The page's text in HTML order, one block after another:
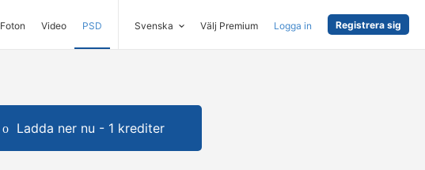
Foton Video PSD Svenska Välj Premium Logga in Registrera sig
Ladda ner nu - 1 krediter